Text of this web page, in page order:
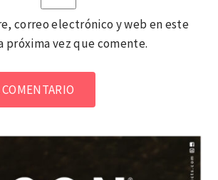
correo electrónico y web en este
próxima vez que comente.